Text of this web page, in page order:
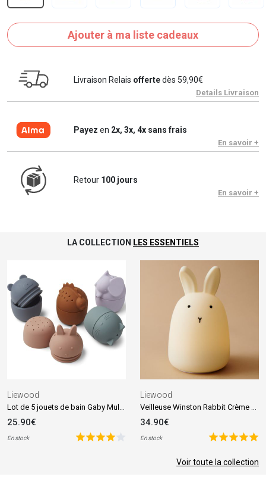
Ajouter à ma liste cadeaux
Livraison Relais offertedès 59,90€
Details Livraison
Payez en 2x, 3x, 4x sans frais
En savoir +
Retour 100 jours
En savoir +
LA COLLECTION LES ESSENTIELS
Liewood
Lot de 5 jouets de bain Gaby Multi mix
25.90€
En stock
Liewood
Veilleuse Winston Rabbit Crème de la crème (13 cm)
34.90€
En stock
Voir toute la collection